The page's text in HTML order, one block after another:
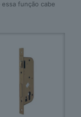
função cabe